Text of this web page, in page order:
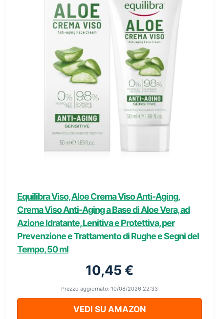
Equilibra Viso, Aloe Crema Viso Anti-Aging,
Crema Viso Anti-Aging a Base di Aloe Vera, ad
Azione Idratante, Lenitiva e Protettiva, per
Prevenzione e Trattamento di Rughe e Segni del
Tempo, 50 ml
10,45 €
Prezzo aggiornato: 10/08/2026 22:33
VEDI SU AMAZON